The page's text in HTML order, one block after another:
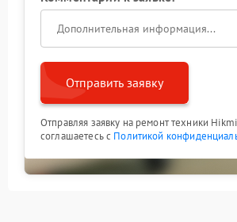
Отправить заявку
Отправляя заявку на ремонт техники
соглашаетесь с Политикой